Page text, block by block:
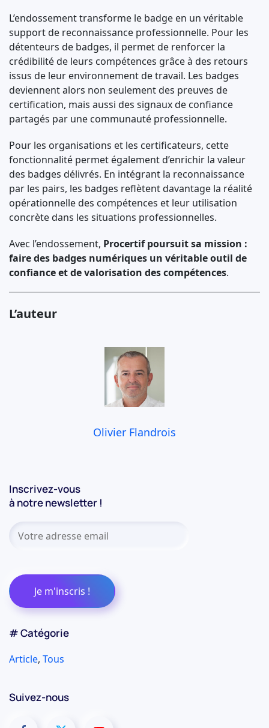
# Catégorie
Article, Tous
Suivez-nous
L’endossement transforme le badge en un véritable
support de reconnaissance professionnelle. Pour les
détenteurs de badges, il permet de renforcer la
crédibilité de leurs compétences grâce à des retours
issus de leur environnement de travail. Les badges
deviennent alors non seulement des preuves de
certification, mais aussi des signaux de confiance
partagés par une communauté professionnelle.
Pour les organisations et les certificateurs, cette
fonctionnalité permet également d’enrichir la valeur
des badges délivrés. En intégrant la reconnaissance
par les pairs, les badges reflètent davantage la réalité
opérationnelle des compétences et leur utilisation
concrète dans les situations professionnelles.
Avec l’endossement, Procertif poursuit sa mission :
faire des badges numériques un véritable outil de
confiance et de valorisation des compétences.
L’auteur
Olivier Flandrois
Inscrivez-vous
à notre newsletter !